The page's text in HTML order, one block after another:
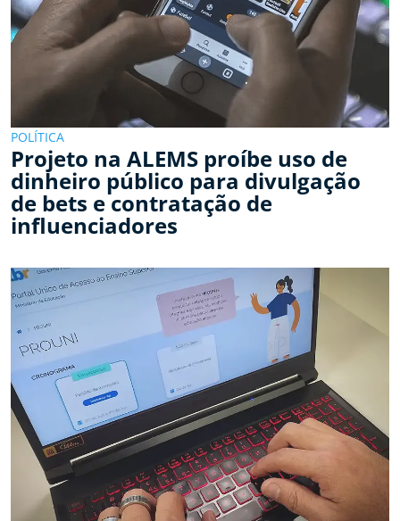
POLÍTICA
Projeto na ALEMS proíbe uso de
dinheiro público para divulgação
de bets e contratação de
influenciadores